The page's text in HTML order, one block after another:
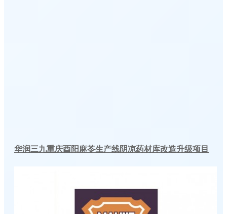
华润三九重庆酉阳麻苓生产线阴凉药材库改造升级项目